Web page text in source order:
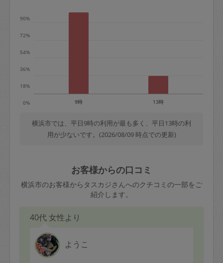
0%
18%
36%
54%
72%
90%
9時 13時
横浜市では、平日9時の利用が最も多く、平日13時の利
用が少ないです。(2026/08/09 時点での更新)
お客様からの口コミ
横浜市のお客様からタスカジさんへのクチコミの一部をご
紹介します。
40代 女性より
ようこ